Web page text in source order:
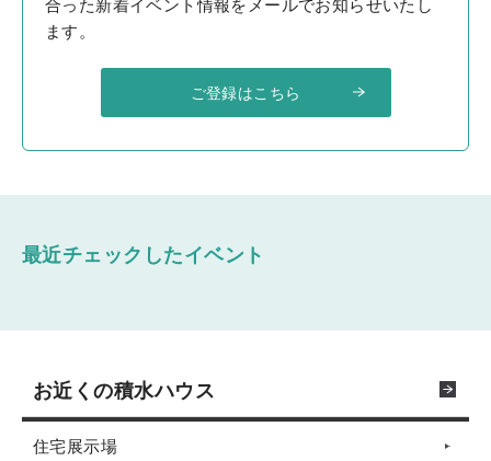
ます。
ご登録はこちら
最近チェックしたイベント
お近くの積水ハウス
住宅展示場